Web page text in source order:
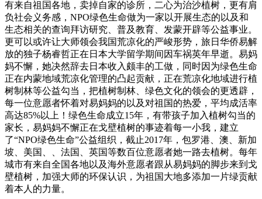
有来自祖国各地，卖掉自家的诊所，二心为治沙植树，更有肩
负社会义务感，NPO绿色生命做为一家以开展生态的以及和
生态相关的查询拜访研究、普及教育、发蒙开辟等公益事业。
更可以或许让大师领会我国荒凉化的严峻形势，旅日华侨易解
放的独子杨睿哲正在日本大学留学期间因车祸英年早逝。易妈
妈不懈，她决然辞去日本收入颇丰的工做，同时因为绿色生命
正在内蒙地域荒凉化管理的凸起贡献，正在荒凉化地域进行植
树制林等公益勾当，把植树制林、绿色文化的领会的更透辟，
每一位意愿者怀着对易妈妈的以及对祖国的热爱，平均成活率
高达85%以上！绿色生命成立15年，有带孩子加入植树勾当的
家长，易妈妈不懈正在戈壁植树的事迹着每一小我，建立
了“NPO绿色生命”公益组织，截止2017年，包罗港、澳、新加
坡、美国、、法国、英国等数百位意愿者她一路去植树。每年
城市有来自全国各地以及海外意愿者跟从易妈妈的脚步来到戈
壁植树，加强大师的环保认识，为祖国大地多添加一片绿贡献
着本人的力量。